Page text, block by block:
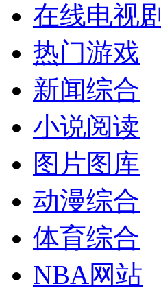
在线电视剧
热门游戏
新闻综合
小说阅读
图片图库
动漫综合
体育综合
NBA网站